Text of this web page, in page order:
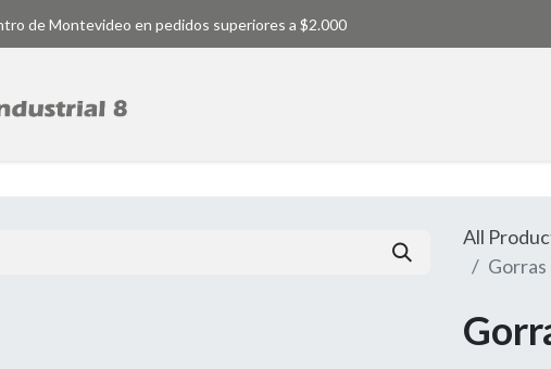
de Montevideo en pedidos superiores a $2.000
All